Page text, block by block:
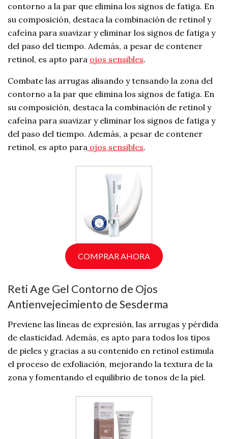
contorno a la par que elimina los signos de fatiga. En
su composición, destaca la combinación de retinol y
cafeína para suavizar y eliminar los signos de fatiga y
del paso del tiempo. Además, a pesar de contener
retinol, es apto para ojos sensibles.
Combate las arrugas alisando y tensando la zona del
contorno a la par que elimina los signos de fatiga. En
su composición, destaca la combinación de retinol y
cafeína para suavizar y eliminar los signos de fatiga y
del paso del tiempo. Además, a pesar de contener
retinol, es apto para ojos sensibles.
COMPRAR AHORA
Reti Age Gel Contorno de Ojos
Antienvejecimiento de Sesderma
Previene las líneas de expresión, las arrugas y pérdida
de elasticidad. Además, es apto para todos los tipos
de pieles y gracias a su contenido en retinol estimula
el proceso de exfoliación, mejorando la textura de la
zona y fomentando el equilibrio de tonos de la piel.